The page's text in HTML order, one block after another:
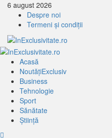
Treci
continut
6 august 2026
Despre noi
Termeni și condiții
Primary
Menu Acasă
NoutățiExclusiv
Business
Tehnologie
Sport
Sănătate
Știință